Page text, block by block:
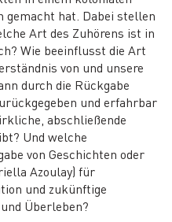
gemacht hat. Dabei stellen
Art des Zuhörens ist in
Wie beeinflusst die Art
von und unsere
durch die Rückgabe
und erfahrbar
abschließende
Und welche
von Geschichten oder
Azoulay) für
und zukünftige
Überleben?